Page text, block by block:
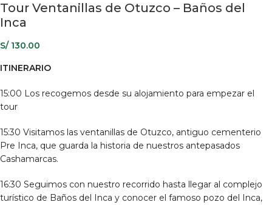
Tour Ventanillas de Otuzco – Baños del
Inca
S/130.00
ITINERARIO
15:00 Los recogemos desde su alojamiento para empezar el
tour
15:30 Visitamos las ventanillas de Otuzco, antiguo cementerio
Pre Inca, que guarda la historia de nuestros antepasados
Cashamarcas.
16:30 Seguimos con nuestro recorrido hasta llegar al complejo
turístico de Baños del Inca y conocer el famoso pozo del Inca,